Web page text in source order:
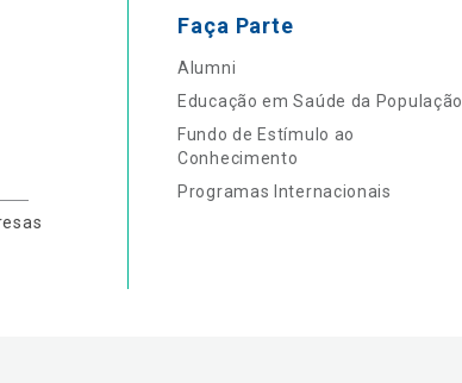
Faça Parte
Alumni
Educação em Saúde da População
Fundo de Estímulo ao
Conhecimento
Programas Internacionais